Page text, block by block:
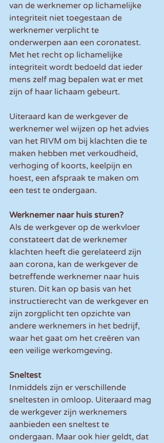
van de werknemer op lichamelijke
integriteit niet toegestaan de
werknemer verplicht te
onderwerpen aan een coronatest.
Met het recht op lichamelijke
integriteit wordt bedoeld dat ieder
mens zelf mag bepalen wat er met
zijn of haar lichaam gebeurt.
Uiteraard kan de werkgever de
werknemer wel wijzen op het advies
van het RIVM om bij klachten die te
maken hebben met verkoudheid,
verhoging of koorts, keelpijn en
hoest, een afspraak te maken om
een test te ondergaan.
Werknemer naar huis sturen?
Als de werkgever op de werkvloer
constateert dat de werknemer
klachten heeft die gerelateerd zijn
aan corona, kan de werkgever de
betreffende werknemer naar huis
sturen. Dit kan op basis van het
instructierecht van de werkgever en
zijn zorgplicht ten opzichte van
andere werknemers in het bedrijf,
waar het gaat om het creëren van
een veilige werkomgeving.
Sneltest
Inmiddels zijn er verschillende
sneltesten in omloop. Uiteraard mag
de werkgever zijn werknemers
aanbieden een sneltest te
ondergaan. Maar ook hier geldt, dat